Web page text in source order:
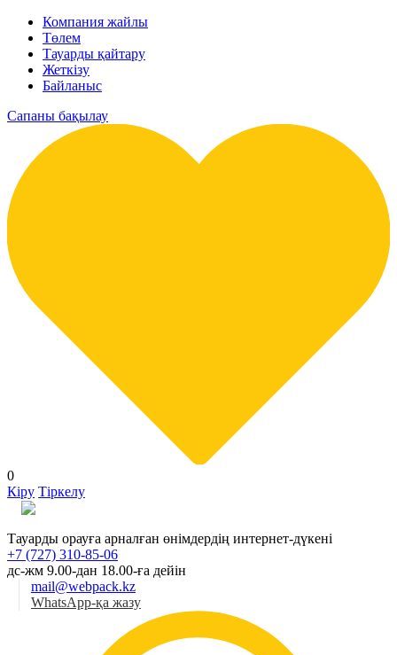
Компания жайлы
Төлем
Тауарды қайтару
Жеткізу
Байланыс
Сапаны бақылау
0
Кіру Тіркелу
Тауарды орауға арналған өнімдердің интернет-дүкені
+7 (727) 310-85-06
дс-жм 9.00-дан 18.00-ға дейін
mail@webpack.kz
WhatsApp-қа жазу